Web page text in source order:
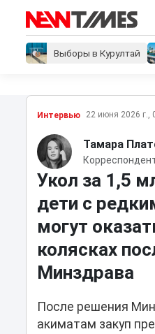
Выборы в Курултай
Интервью 22 июня 2026 г.,
Тамара
Укол за 1,5
дети с
могут
колясках
Минздрава
После решения
акиматам закуп